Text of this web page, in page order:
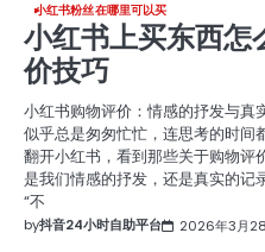
小红书粉丝在哪里可以买
小红书上买东西怎
价技巧
小红书购物评价：情感的抒发与真
似乎总是匆匆忙忙，连思考的时间
翻开小红书，看到那些关于购物评
是我们情感的抒发，还是真实的记
“不
by抖音24小时自助平台 2026年3月